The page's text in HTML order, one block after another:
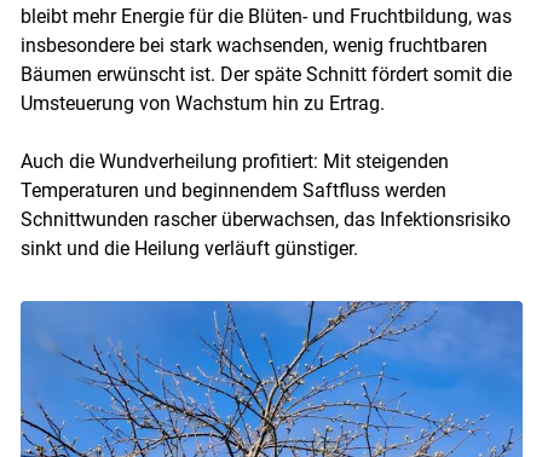
bleibt mehr Energie für die Blüten- und Fruchtbildung, was
insbesondere bei stark wachsenden, wenig fruchtbaren
Bäumen erwünscht ist. Der späte Schnitt fördert somit die
Umsteuerung von Wachstum hin zu Ertrag.
Auch die Wundverheilung profitiert: Mit steigenden
Temperaturen und beginnendem Saftfluss werden
Schnittwunden rascher überwachsen, das Infektionsrisiko
sinkt und die Heilung verläuft günstiger.